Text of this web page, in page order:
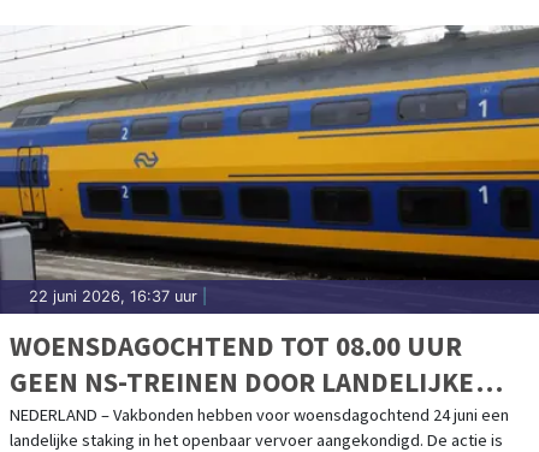
22 juni 2026, 16:37 uur
WOENSDAGOCHTEND TOT 08.00 UUR
GEEN NS-TREINEN DOOR LANDELIJKE
STAKING
NEDERLAND – Vakbonden hebben voor woensdagochtend 24 juni een
landelijke staking in het openbaar vervoer aangekondigd. De actie is